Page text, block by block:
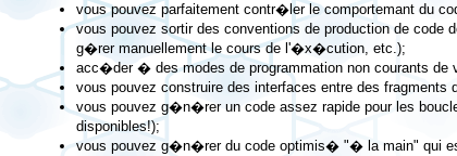
vous pouvez parfaitement contr�ler le comportemant du
vous pouvez sortir des conventions de production de
g�rer manuellement le cours de l'�x�cution, etc.);
acc�der � des modes de programmation non courants
vous pouvez construire des interfaces entre des
vous pouvez g�n�rer un code assez rapide pour les
disponibles!);
vous pouvez g�n�rer du code optimis� "� la main" qui